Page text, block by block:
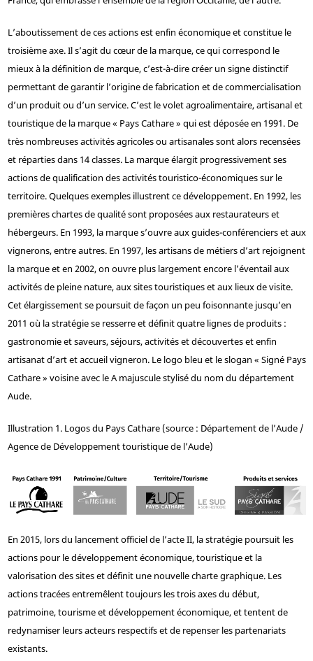
L’aboutissement de ces actions est enfin économique et constitue le
troisième axe. Il s’agit du cœur de la marque, ce qui correspond le
mieux à la définition de marque, c’est-à-dire créer un signe distinctif
permettant de garantir l’origine de fabrication et de commercialisation
d’un produit ou d’un service. C’est le volet agroalimentaire, artisanal et
touristique de la marque « Pays Cathare » qui est déposée en 1991. De
très nombreuses activités agricoles ou artisanales sont alors recensées
et réparties dans 14 classes. La marque élargit progressivement ses
actions de qualification des activités touristico-économiques sur le
territoire. Quelques exemples illustrent ce développement. En 1992, les
premières chartes de qualité sont proposées aux restaurateurs et
hébergeurs. En 1993, la marque s’ouvre aux guides-conférenciers et aux
vignerons, entre autres. En 1997, les artisans de métiers d’art rejoignent
la marque et en 2002, on ouvre plus largement encore l’éventail aux
activités de pleine nature, aux sites touristiques et aux lieux de visite.
Cet élargissement se poursuit de façon un peu foisonnante jusqu’en
2011 où la stratégie se resserre et définit quatre lignes de produits :
gastronomie et saveurs, séjours, activités et découvertes et enfin
artisanat d’art et accueil vigneron. Le logo bleu et le slogan « Signé Pays
Cathare » voisine avec le A majuscule stylisé du nom du département
Aude.
Illustration 1. Logos du Pays Cathare (source : Département de l’Aude /
Agence de Développement touristique de l’Aude)
En 2015, lors du lancement officiel de l’acte II, la stratégie poursuit les
actions pour le développement économique, touristique et la
valorisation des sites et définit une nouvelle charte graphique. Les
actions tracées entremêlent toujours les trois axes du début,
patrimoine, tourisme et développement économique, et tentent de
redynamiser leurs acteurs respectifs et de repenser les partenariats
existants.